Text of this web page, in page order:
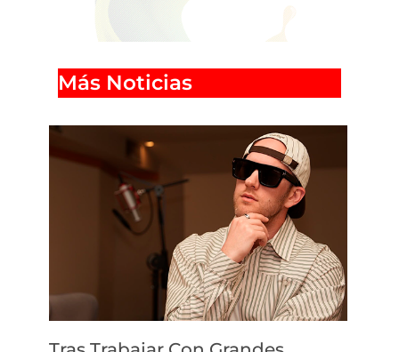
Más Noticias